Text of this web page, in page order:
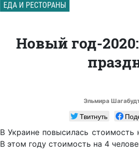
ЕДА И РЕСТОРАНЫ
Новый год-
Эльмира
Твитнуть
В Украине повысилась стоимость
В этом году стоимость на 4